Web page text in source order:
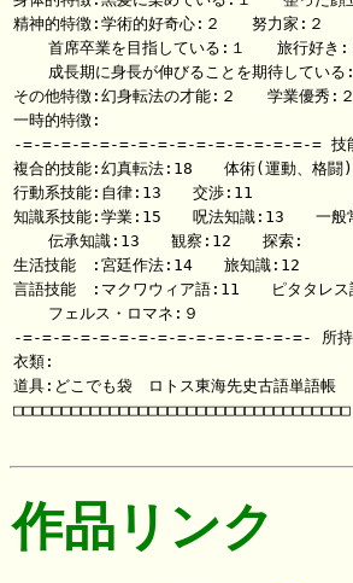
精神的特徴:学術的好奇心:２　　努力家:２　
首席卒業を目指している:１　　旅行好き:
成長期に身長が伸びることを期待している
その他特徴:幻身転法の才能:２　　学業優秀:
一時的特徴:
-=-=-=-=-=-=-=-=-=-=-=-=-=-=-=-=
複合的技能:幻真転法:18　　体術(運動、格
行動系技能:自律:13　　交渉:11
知識系技能:学業:15　　呪法知識:13　　一
伝承知識:13　　観察:12　　探索:
生活技能　:宮廷作法:14　　旅知識:12
言語技能　:マクワウィア語:11　　ピタタレ
フェルス・ロマネ:９
-=-=-=-=-=-=-=-=-=-=-=-=-=-=-=- 所
衣類:
道具:どこでも袋　ロトス東海先史古語単語帳
□□□□□□□□□□□□□□□□□□□□□□□□□□□□□□□□□□□
作品リンク